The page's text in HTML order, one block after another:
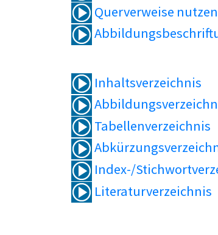
Querverweise nutzen
Inhaltsverzeichnis
Tabellenverzeichnis
Index-/
Literaturverzeichnis